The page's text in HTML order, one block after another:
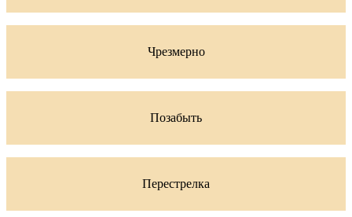
Чрезмерно
Позабыть
Перестрелка